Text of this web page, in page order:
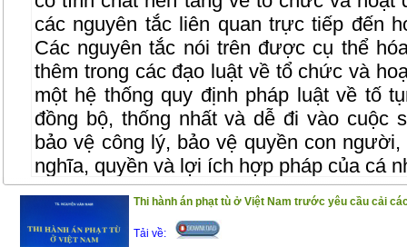
các nguyên tắc liên quan trực tiếp đến
Các nguyên tắc nói trên được cụ thể
thêm trong các đạo luật về tổ chức và
một hệ thống quy định pháp luật về tố
đồng bộ, thống nhất và dễ đi vào cuộc
bảo vệ công lý, bảo vệ quyền con
nghĩa, quyền và lợi ích hợp pháp của cá
Để giúp bạn đọc tìm hiểu về những
tụng hình sự, Nhà xuất bản Tư pháp
tắc hiến định trong tố tụng hình sự Việt
Thi hành án phạt tù ở Việt Nam trước yêu cầu cải
Tải về: